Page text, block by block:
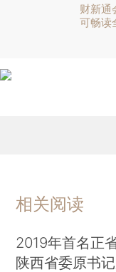
财新通
可畅读
相关阅读
2019年首名正
陕西省委原书